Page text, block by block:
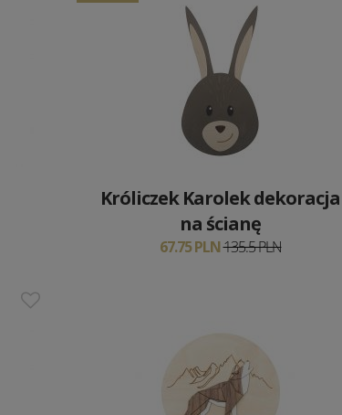
Króliczek Karolek dekoracja
na ścianę
67.75 PLN135.5 PLN